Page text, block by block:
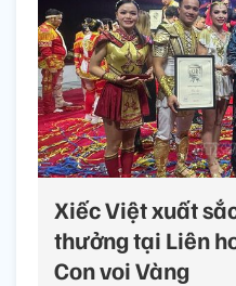
Xiếc Việt xuất
thưởng tại Liên
Con voi​ Vàng